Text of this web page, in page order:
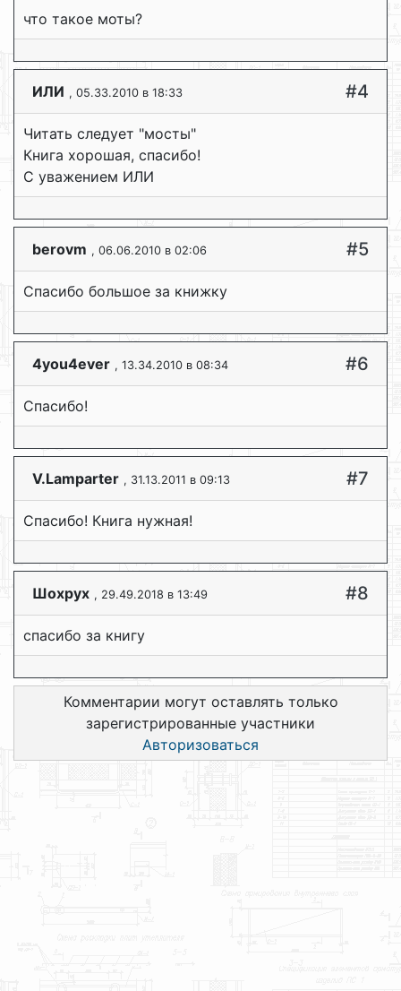
что такое моты?
ИЛИ , 05.33.2010 в 18:33 #4
Читать следует "мосты"
Книга хорошая, спасибо!
С уважением ИЛИ
berovm , 06.06.2010 в 02:06 #5
Спасибо большое за книжку
4you4ever , 13.34.2010 в 08:34 #6
Спасибо!
V.Lamparter , 31.13.2011 в 09:13 #7
Спасибо! Книга нужная!
Шохрух , 29.49.2018 в 13:49 #8
спасибо за книгу
Комментарии могут оставлять только
зарегистрированные участники
Авторизоваться